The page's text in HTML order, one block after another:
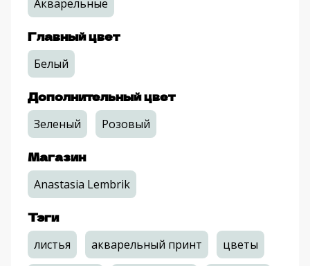
Акварельные
Главный цвет
Белый
Дополнительный цвет
Зеленый Розовый
Магазин
Anastasia Lembrik
Тэги
листья акварельный принт цветы